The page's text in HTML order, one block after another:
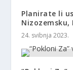
Planirate li
24. svibnja 2023.